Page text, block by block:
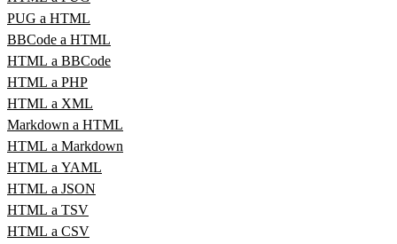
PUG a HTML
BBCode a HTML
HTML a BBCode
HTML a PHP
HTML a XML
Markdown a HTML
HTML a Markdown
HTML a YAML
HTML a JSON
HTML a TSV
HTML a CSV